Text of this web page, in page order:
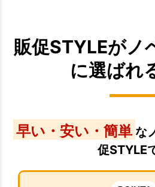
販促STYLEがノ
に選ばれ
早い・安い・簡単 な
促STYLE